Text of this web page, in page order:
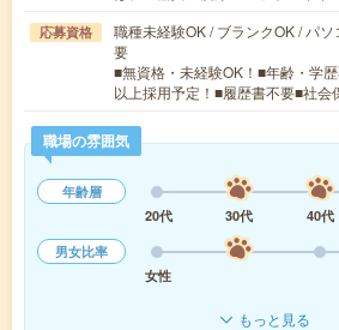
応募資格
職種未経験OK / ブランクOK / パ
要
■無資格・未経験OK！■年齢・学
以上採用予定！■履歴書不要■社
職場の雰囲気
年齢層
20代
30代 40代
男女比率
女性
もっと見る